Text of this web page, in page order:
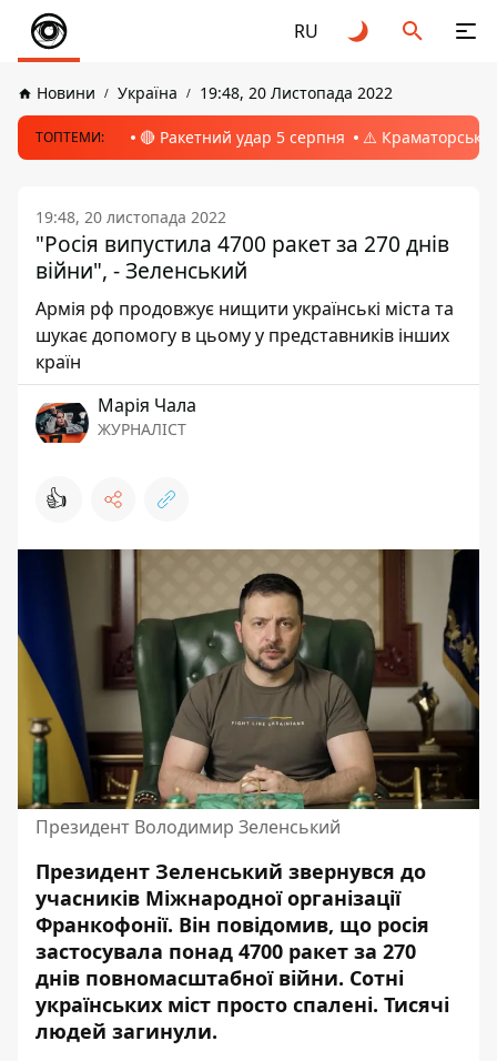
RU
Новини Україна 19:48, 20 Листопада 2022
ТОПТЕМИ: 🔴 Ракетний удар 5 серпня ⚠️ Краматорськ,
19:48, 20 листопада 2022
"Росія випустила 4700 ракет за 270 днів
війни", - Зеленський
Армія рф продовжує нищити українські міста та
шукає допомогу в цьому у представників інших
країн
Марія Чала
ЖУРНАЛІСТ
👍
Президент Володимир Зеленський
Президент Зеленський звернувся до
учасників Міжнародної організації
Франкофонії. Він повідомив, що росія
застосувала понад 4700 ракет за 270
днів повномасштабної війни. Сотні
українських міст просто спалені. Тисячі
людей загинули.